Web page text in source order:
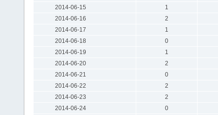
2014-06-15
1
2014-06-16
2
2014-06-17
1
2014-06-18
0
2014-06-19
1
2014-06-20
2
2014-06-21
0
2014-06-22
2
2014-06-23
2
2014-06-24
0